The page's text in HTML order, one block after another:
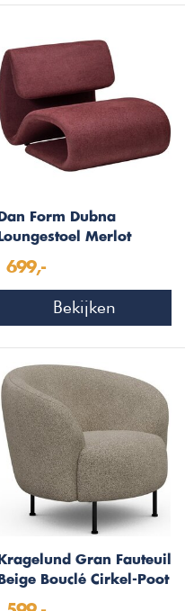
Dan Form Dubna
Loungestoel Merlot
699,-
Bekijken
Kragelund Gran Fauteuil
Beige Bouclé Cirkel-Poot